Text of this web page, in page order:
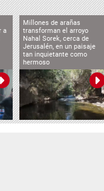
a
Millones de arañas
transforman el arroyo
Nahal Sorek, cerca de
Jerusalén, en un paisaje
tan inquietante como
hermoso